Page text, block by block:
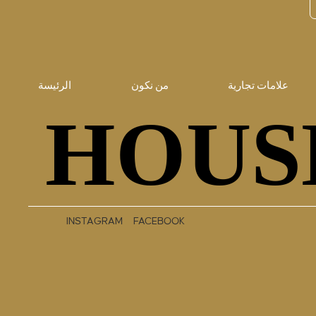
الرئيسة من نكون علامات تجارية
INSTAGRAM FACEBOOK